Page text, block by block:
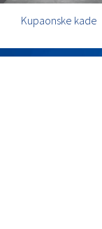
Kupaonske kade